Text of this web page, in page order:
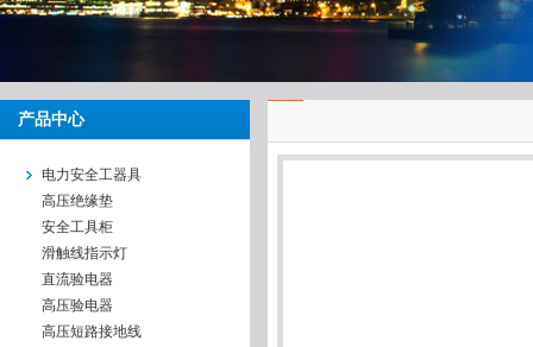
产品中心
电力安全工器具
高压绝缘垫
安全工具柜
滑触线指示灯
直流验电器
高压验电器
高压短路接地线